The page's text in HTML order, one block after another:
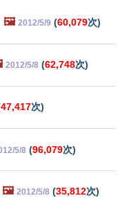
🖼️ 2012/5/9 (60,079次)
2012/5/8 (62,748次)
47,417次)
5/8 (96,079次)
🖼️ 2012/5/8 (35,812次)